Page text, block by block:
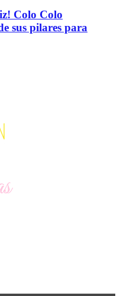
Colo Colo
sus pilares para